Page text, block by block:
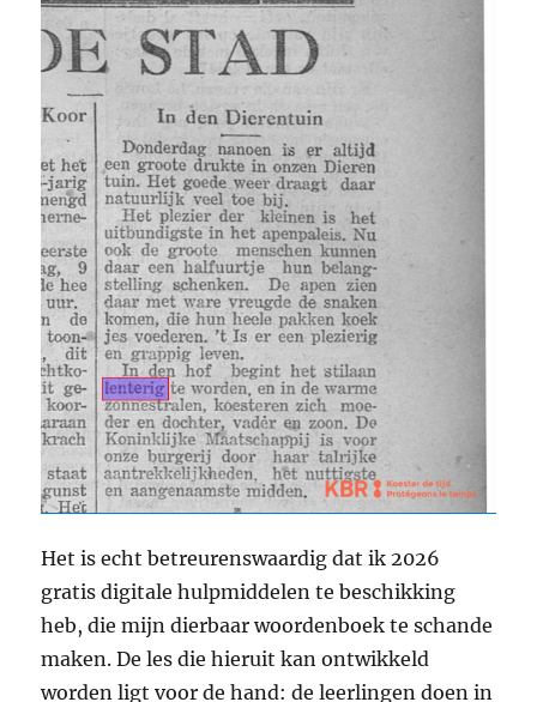
Het is echt betreurenswaardig dat ik 2026
gratis digitale hulpmiddelen te beschikking
heb, die mijn dierbaar woordenboek te schande
maken. De les die hieruit kan ontwikkeld
worden ligt voor de hand: de leerlingen doen in